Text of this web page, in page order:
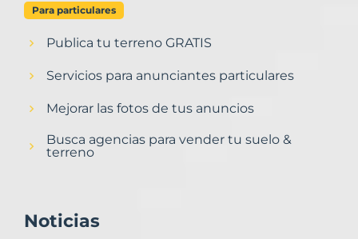
Para particulares
Publica tu terreno GRATIS
Servicios para anunciantes particulares
Mejorar las fotos de tus anuncios
Busca agencias para vender tu suelo &
terreno
Noticias